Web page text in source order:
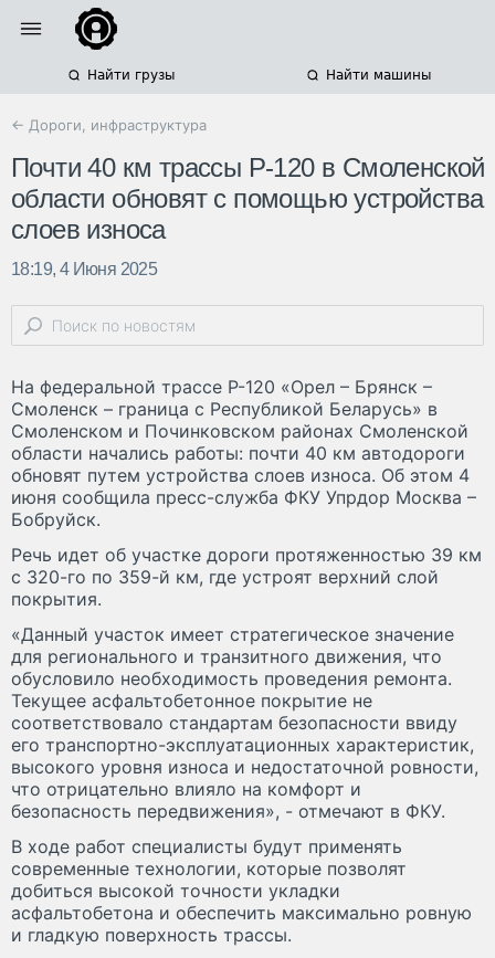
Найти грузы Найти машины
← Дороги, инфраструктура
Почти 40 км трассы Р-120 в Смоленской
области обновят с помощью устройства
слоев износа
18:19, 4 Июня 2025
На федеральной трассе Р-120 «Орел – Брянск –
Смоленск – граница с Республикой Беларусь» в
Смоленском и Починковском районах Смоленской
области начались работы: почти 40 км автодороги
обновят путем устройства слоев износа. Об этом 4
июня сообщила пресс-служба ФКУ Упрдор Москва –
Бобруйск.
Речь идет об участке дороги протяженностью 39 км
с 320-го по 359-й км, где устроят верхний слой
покрытия.
«Данный участок имеет стратегическое значение
для регионального и транзитного движения, что
обусловило необходимость проведения ремонта.
Текущее асфальтобетонное покрытие не
соответствовало стандартам безопасности ввиду
его транспортно-эксплуатационных характеристик,
высокого уровня износа и недостаточной ровности,
что отрицательно влияло на комфорт и
безопасность передвижения», - отмечают в ФКУ.
В ходе работ специалисты будут применять
современные технологии, которые позволят
добиться высокой точности укладки
асфальтобетона и обеспечить максимально ровную
и гладкую поверхность трассы.